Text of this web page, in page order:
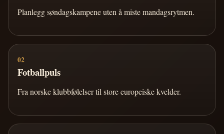
Planlegg søndagskampene uten å miste mandagsrytmen.
02
Fotballpuls
Fra norske klubbfølelser til store europeiske kvelder.